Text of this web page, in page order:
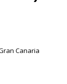
Canaria